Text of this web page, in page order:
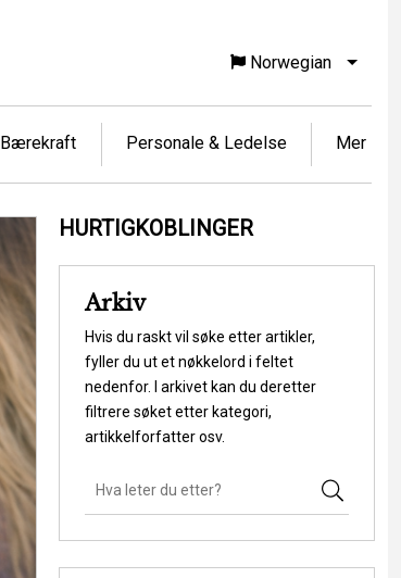
Norwegian List
Bærekraft Personale & Ledelse Mer
HURTIGKOBLINGER
Arkiv
Hvis du raskt vil søke etter artikler,
fyller du ut et nøkkelord i feltet
nedenfor. I arkivet kan du deretter
filtrere søket etter kategori,
artikkelforfatter osv.